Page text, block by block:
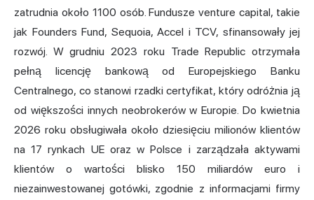
zatrudnia około 1100 osób. Fundusze venture capital, takie
jak Founders Fund, Sequoia, Accel i TCV, sfinansowały jej
rozwój. W grudniu 2023 roku Trade Republic otrzymała
pełną licencję bankową od Europejskiego Banku
Centralnego, co stanowi rzadki certyfikat, który odróżnia ją
od większości innych neobrokerów w Europie. Do kwietnia
2026 roku obsługiwała około dziesięciu milionów klientów
na 17 rynkach UE oraz w Polsce i zarządzała aktywami
klientów o wartości blisko 150 miliardów euro i
niezainwestowanej gotówki, zgodnie z informacjami firmy